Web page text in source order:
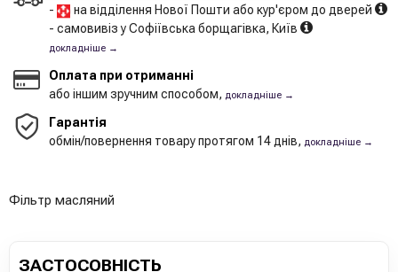
-
на відділення Нової Пошти або кур'єром до дверей
- самовивіз у Софіївська борщагівка, Київ
докладніше →
Оплата при отриманні
або іншим зручним способом, докладніше →
Гарантія
обмін/повернення товару протягом 14 днів, докладніше →
Фільтр масляний
ЗАСТОСОВНІСТЬ